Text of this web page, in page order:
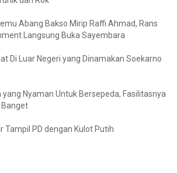
Abang Bakso Mirip Raffi Ahmad, Rans
Langsung Buka Sayembara
Di Luar Negeri yang Dinamakan Soekarno
yang Nyaman Untuk Bersepeda, Fasilitasnya
Banget
Tampil PD dengan Kulot Putih